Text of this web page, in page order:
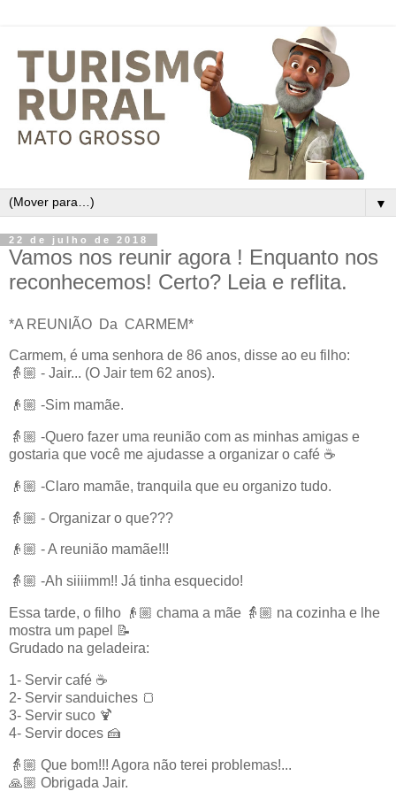
▼
22 de julho de 2018
Vamos nos reunir agora ! Enquanto nos
reconhecemos! Certo? Leia e reflita.
*A REUNIÃO Da CARMEM*
Carmem, é uma senhora de 86 anos, disse ao eu filho:
👵🏼 - Jair... (O Jair tem 62 anos).
👴🏼 -Sim mamãe.
👵🏼 -Quero fazer uma reunião com as minhas amigas e
gostaria que você me ajudasse a organizar o café ☕
👴🏼 -Claro mamãe, tranquila que eu organizo tudo.
👵🏼 - Organizar o que???
👴🏼 - A reunião mamãe!!!
👵🏼 -Ah siiiimm!! Já tinha esquecido!
Essa tarde, o filho 👴🏼 chama a mãe 👵🏼 na cozinha e lhe
mostra um papel 📝
Grudado na geladeira:
1- Servir café ☕
2- Servir sanduiches 🍞
3- Servir suco 🍹
4- Servir doces 🍰
👵🏼 Que bom!!! Agora não terei problemas!...
🙏🏼 Obrigada Jair.